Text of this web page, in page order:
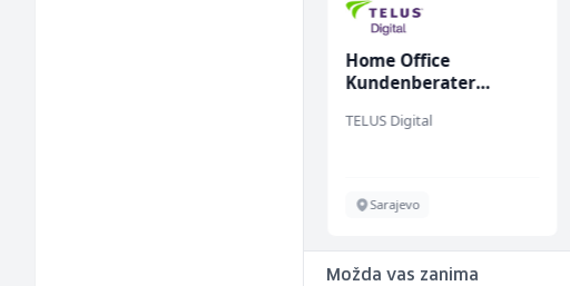
Home Office
Kundenberater
TELUS Digital
Sarajevo
Možda vas zanima